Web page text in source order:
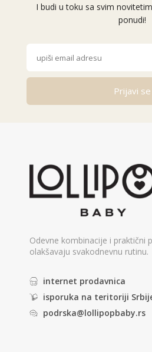
I budi u toku sa svim
ponudi!
Prijavi se
Odevne kombinacije i praktični
olakšavaju svakodnevnu rutinu.
internet prodavnica
isporuka na teritoriji
podrska@lollipopbaby.rs